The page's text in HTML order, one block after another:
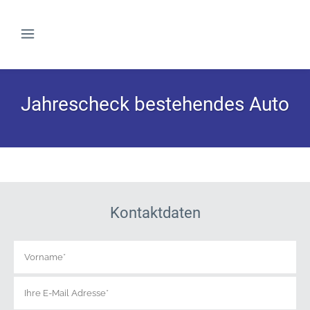
Jahrescheck bestehendes Auto
Kontaktdaten